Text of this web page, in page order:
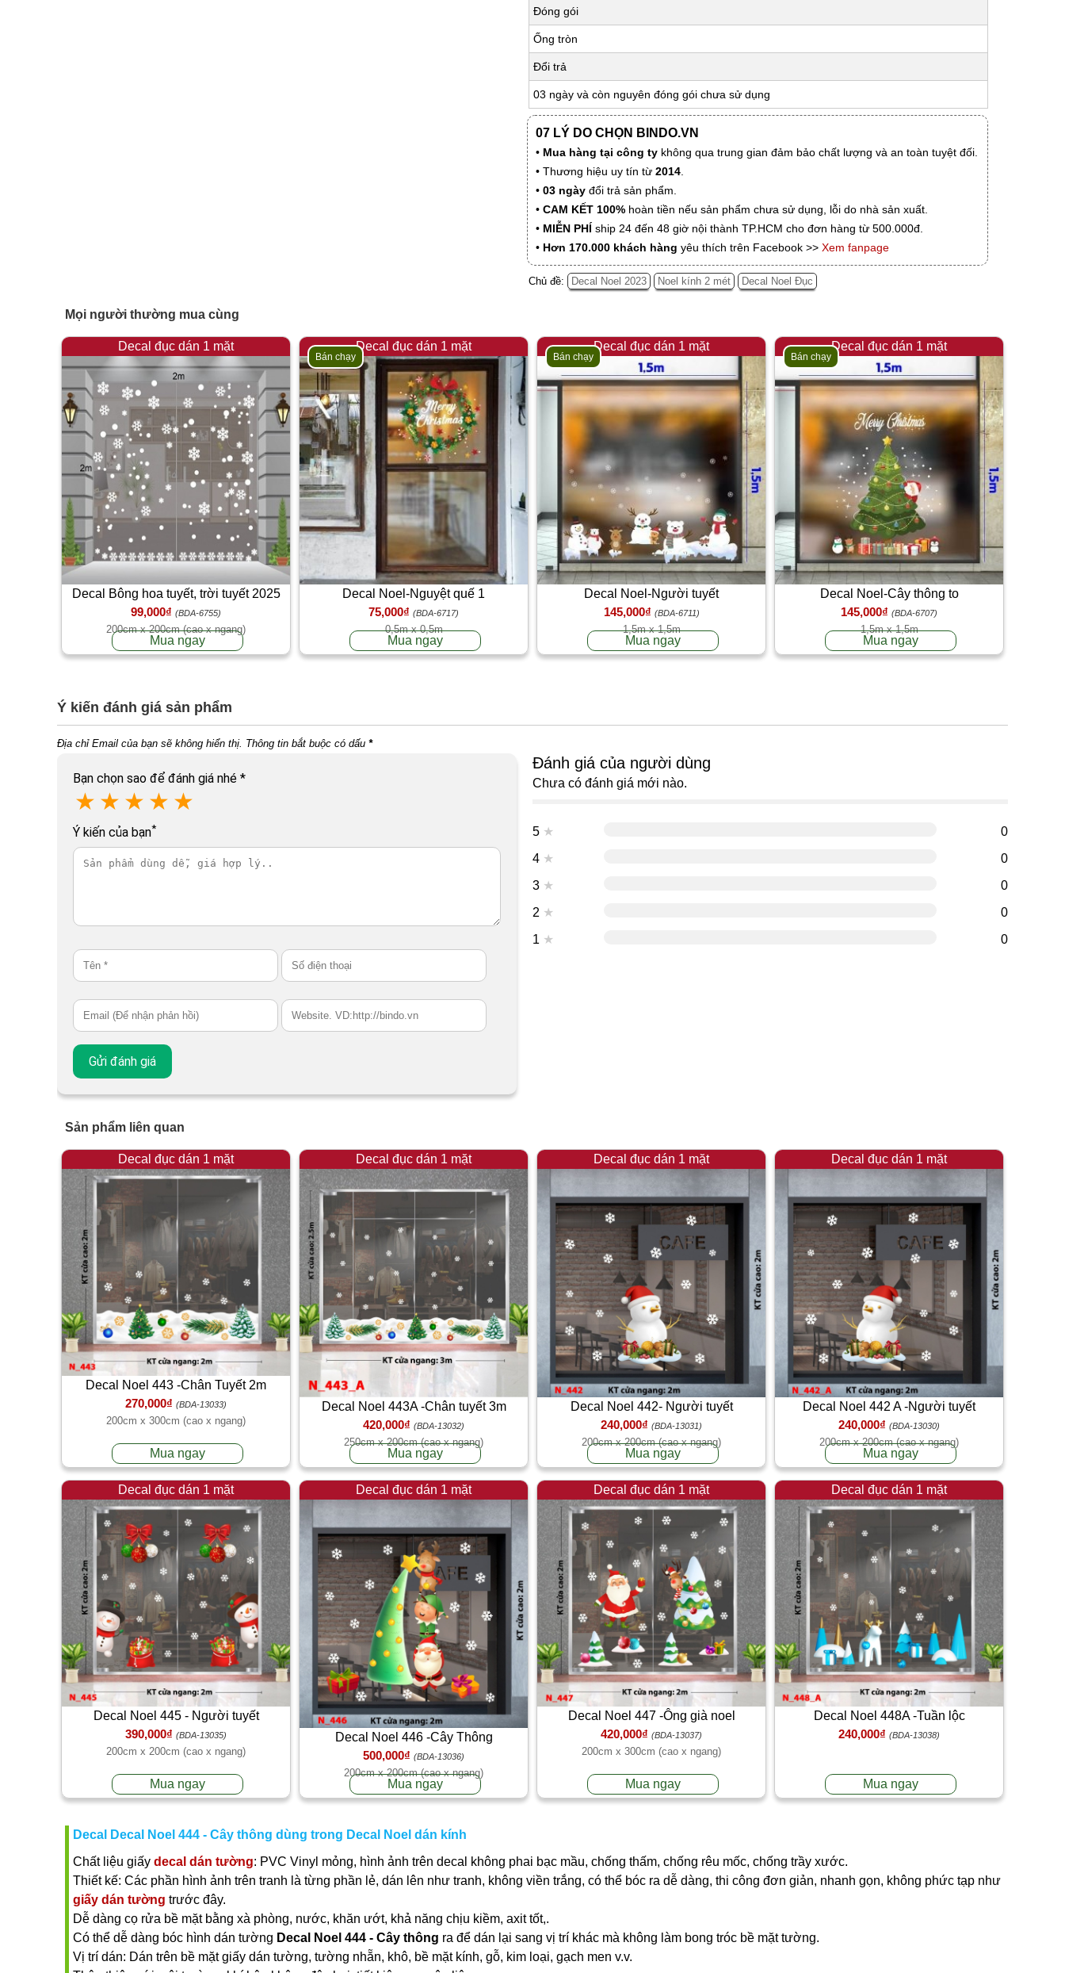
Đóng gói
Ống tròn
Đổi trả
03 ngày và còn nguyên đóng gói chưa sử dụng
07 LÝ DO CHỌN BINDO.VN
• Mua hàng tại công ty không qua trung gian đảm bảo chất lượng và an toàn tuyệt đối.
• Thương hiệu uy tín từ 2014
• 03 ngày đổi trả sản phẩm.
• CAM KẾT 100% hoàn tiền nếu sản phẩm chưa sử dụng, lỗi do nhà sản xuất.
• MIỄN PHÍ ship 24 đến 48 giờ nội thành TP.HCM cho đơn hàng từ 500.000đ.
• Hơn 170.000 khách hàng yêu thích trên Facebook >> Xem fanpage
Chủ đề: Decal Noel 2023 Noel kính 2 mét Decal Noel Đục
Mọi người thường mua cùng
Decal đục dán 1 mặt
Decal Bông hoa tuyết, trời tuyết 2025
99,000₫ (BDA-6755)
200cm x 200cm (cao x ngang)
Mua ngay
Decal đục dán 1 mặt
Bán chạy
Decal Noel-Nguyệt quế 1
75,000₫ (BDA-6717)
0,5m x 0,5m
Mua ngay
Decal đục dán 1 mặt
Bán chạy
Decal Noel-Người tuyết
145,000₫ (BDA-6711)
1,5m x 1,5m
Mua ngay
Decal đục dán 1 mặt
Bán chạy
Decal Noel-Cây thông to
145,000₫ (BDA-6707)
1,5m x 1,5m
Mua ngay
Ý kiến đánh giá sản phẩm
Địa chỉ Email của bạn sẽ không hiển thị. Thông tin bắt buộc có dấu *
Bạn chọn sao để đánh giá nhé *
★ ★ ★ ★ ★
Ý kiến của bạn*
Đánh giá của người dùng
Chưa có đánh giá mới nào.
5 ★
0
4 ★
0
3 ★
0
2 ★
0
1 ★ 0
Sản phẩm liên quan
Decal đục dán 1 mặt
Decal Noel 443 -Chân Tuyết 2m
270,000₫ (BDA-13033)
200cm x 300cm (cao x ngang)
Mua ngay
Decal đục dán 1 mặt
Decal Noel 443A -Chân tuyết 3m
420,000₫ (BDA-13032)
250cm x 200cm (cao x ngang)
Mua ngay
Decal đục dán 1 mặt
Decal Noel 442- Người tuyết
240,000₫ (BDA-13031)
200cm x 200cm (cao x ngang)
Mua ngay
Decal đục dán 1 mặt
Decal Noel 442 A -Người tuyết
240,000₫ (BDA-13030)
200cm x 200cm (cao x ngang)
Mua ngay
Decal đục dán 1 mặt
Decal Noel 445 - Người tuyết
390,000₫ (BDA-13035)
200cm x 200cm (cao x ngang)
Mua ngay
Decal đục dán 1 mặt
Decal Noel 446 -Cây Thông
500,000₫ (BDA-13036)
200cm x 200cm (cao x ngang)
Mua ngay
Decal đục dán 1 mặt
Decal Noel 447 -Ông già noel
420,000₫ (BDA-13037)
200cm x 300cm (cao x ngang)
Mua ngay
Decal đục dán 1 mặt
Decal Noel 448A -Tuần lộc
240,000₫ (BDA-13038)
Mua ngay
Decal Decal Noel 444 - Cây thông dùng trong Decal Noel dán kính
Chất liệu giấy decal dán tường: PVC Vinyl mỏng, hình ảnh trên decal không phai bạc mầu, chống thấm, chống rêu mốc, chống trầy xước.
Thiết kế: Các phần hình ảnh trên tranh là từng phần lẻ, dán lên như tranh, không viền trắng, có thể bóc ra dễ dàng, thi công đơn giản, nhanh gọn, không phức tạp như
giấy dán tường trước đây.
Dễ dàng cọ rửa bề mặt bằng xà phòng, nước, khăn ướt, khả năng chịu kiềm, axit tốt,.
Có thể dễ dàng bóc hình dán tường Decal Noel 444 - Cây thông ra để dán lại sang vị trí khác mà không làm bong tróc bề mặt tường.
Vị trí dán: Dán trên bề mặt giấy dán tường, tường nhẵn, khô, bề mặt kính, gỗ, kim loại, gạch men v.v.